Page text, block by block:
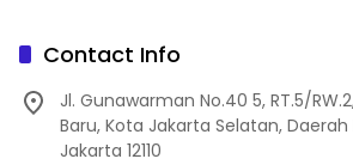
Contact Info
Jl. Gunawarman No.40 5, RT.5/
Baru, Kota Jakarta Selatan,
Jakarta 12110